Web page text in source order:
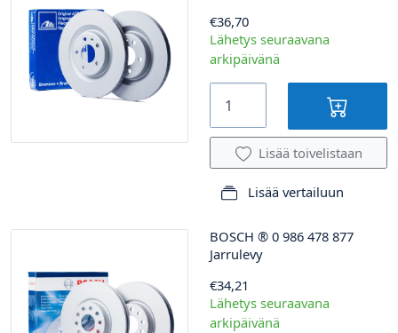
€36,70
Lähetys seuraavana
arkipäivänä
Lisää toivelistaan
Lisää vertailuun
BOSCH ® 0 986 478 877
Jarrulevy
€34,21
Lähetys seuraavana
arkipäivänä